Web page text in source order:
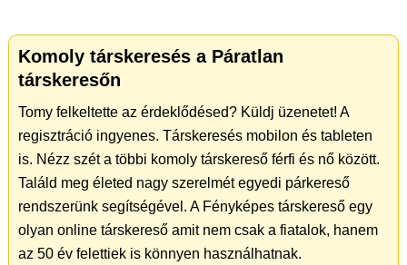
Komoly társkeresés a Páratlan
társkeresőn
Tomy felkeltette az érdeklődésed? Küldj üzenetet! A
regisztráció ingyenes. Társkeresés mobilon és tableten
is. Nézz szét a többi komoly társkereső férfi és nő között.
Találd meg életed nagy szerelmét egyedi párkereső
rendszerünk segítségével. A Fényképes társkereső egy
olyan online társkereső amit nem csak a fiatalok, hanem
az 50 év felettiek is könnyen használhatnak.